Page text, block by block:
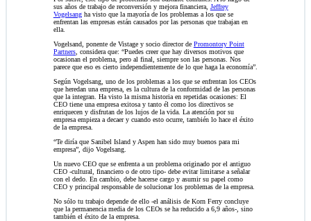
sus años de trabajo de reconversión y mejora financiera, Jeffrey
Vogelsangha visto que la mayoría de los problemas a los que se
enfrentan las empresas están causados por las personas que trabajan en
ella.
Vogelsand, ponente de Vistage y socio director de Promontory Point
Partners, considera que: “Puedes creer que hay diversos motivos que
ocasionan el problema, pero al final, siempre son las personas. Nos
parece que eso es cierto independientemente de lo que haga la economía”.
Según Vogelsang, uno de los problemas a los que se enfrentan los CEOs
que heredan una empresa, es la cultura de la conformidad de las personas
que la integran. Ha visto la misma historia en repetidas ocasiones: El
CEO tiene una empresa exitosa y tanto él como los directivos se
enriquecen y disfrutan de los lujos de la vida. La atención por su
empresa empieza a decaer y cuando esto ocurre, también lo hace el éxito
de la empresa.
“Te diría que Sanibel Island y Aspen han sido muy buenos para mi
empresa”, dijo Vogelsang.
Un nuevo CEO que se enfrenta a un problema originado por el antiguo
CEO -cultural, financiero o de otro tipo- debe evitar limitarse a señalar
con el dedo. En cambio, debe hacerse cargo y asumir su papel como
CEO y principal responsable de solucionar los problemas de la empresa.
No sólo tu trabajo depende de ello -el análisis de Korn Ferry concluye
que la permanencia media de los CEOs se ha reducido a 6,9 años-, sino
también el éxito de la empresa.